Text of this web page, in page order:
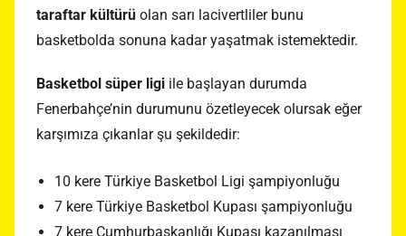
taraftar kültürü olan sarı lacivertliler bunu
basketbolda sonuna kadar yaşatmak istemektedir.
Basketbol süper ligi ile başlayan durumda
Fenerbahçe’nin durumunu özetleyecek olursak eğer
karşımıza çıkanlar şu şekildedir:
10 kere Türkiye Basketbol Ligi şampiyonluğu
7 kere Türkiye Basketbol Kupası şampiyonluğu
7 kere Cumhurbaşkanlığı Kupası kazanılması